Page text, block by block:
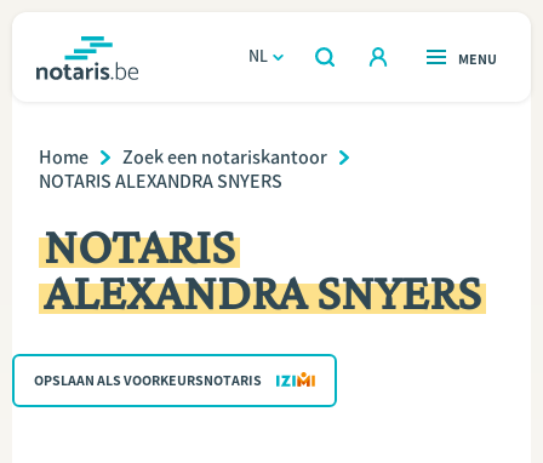
inhoud
NL
OPEN
ZOEKEN
OPEN
MENU
Wonen
Relatie & samenleven
Erven & schenken
Ondernemen
VIND EEN NOTARIS
Breadcrumb
Home
Zoek een notariskantoor
NOTARIS ALEXANDRA SNYERS
NOTARIS
ALEXANDRA SNYERS
OPSLAAN ALS VOORKEURSNOTARIS